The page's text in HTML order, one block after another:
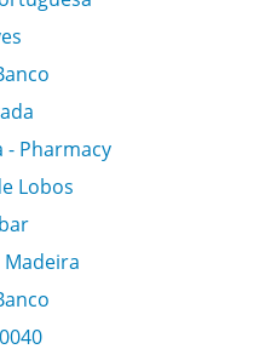
- Pharmacy
Lobos
Madeira